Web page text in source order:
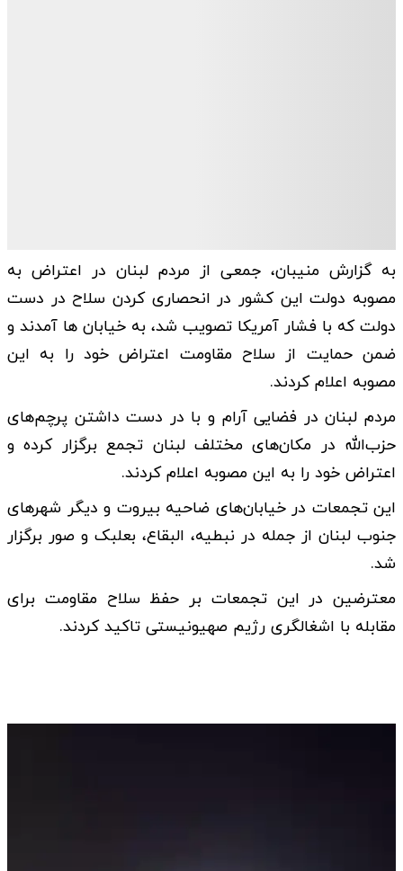
به گزارش منیبان، جمعی از مردم لبنان در اعتراض به
مصوبه دولت این کشور در انحصاری کردن سلاح در دست
دولت که با فشار آمریکا تصویب شد، به خیابان ها آمدند و
ضمن حمایت از سلاح مقاومت اعتراض خود را به این
مصوبه اعلام کردند.
مردم لبنان در فضایی آرام و با در دست داشتن پرچم‌های
حزب‌الله در مکان‌های مختلف لبنان تجمع برگزار کرده و
اعتراض خود را به این مصوبه اعلام کردند.
این تجمعات در خیابان‌های ضاحیه بیروت و دیگر شهرهای
جنوب لبنان از جمله در نبطیه، البقاع، بعلبک و صور برگزار
شد.
معترضین در این تجمعات بر حفظ سلاح مقاومت برای
مقابله با اشغالگری رژیم صهیونیستی تاکید کردند.